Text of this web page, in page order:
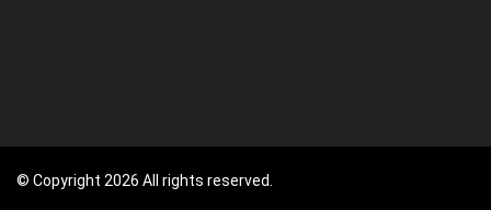
© Copyright 2026 All rights reserved.